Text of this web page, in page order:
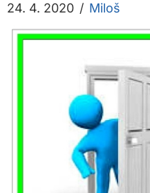
24. 4. 2020 / Miloš